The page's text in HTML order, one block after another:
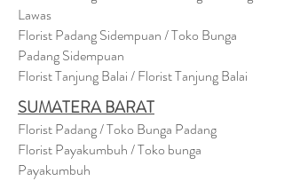
Lawas
Florist Padang Sidempuan / Toko Bunga
Padang Sidempuan
Florist Tanjung Balai / Florist Tanjung Balai
SUMATERA BARAT
Florist Padang / Toko Bunga Padang
Florist Payakumbuh / Toko bunga
Payakumbuh